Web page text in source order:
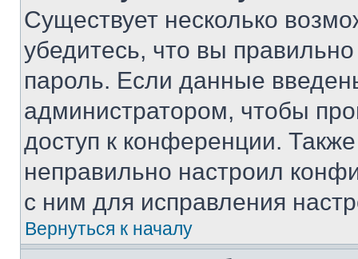
Существует несколько
убедитесь, что вы
пароль. Если данные
администратором, чтобы
доступ к конференции.
неправильно настроил
с ним для исправления
Вернуться к началу